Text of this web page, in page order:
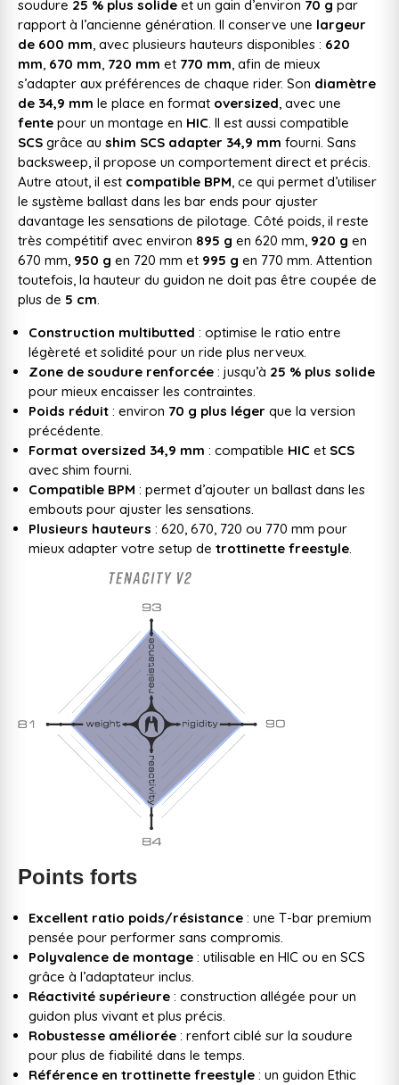
soudure 25 % plus solide et un gain d’environ 70 g par
rapport à l’ancienne génération. Il conserve une largeur
de 600 mm, avec plusieurs hauteurs disponibles : 620
mm, 670 mm, 720 mm et 770 mm, afin de mieux
s’adapter aux préférences de chaque rider. Son diamètre
de 34,9 mm le place en format oversized, avec une
fente pour un montage en HIC. Il est aussi compatible
SCS grâce au shim SCS adapter 34,9 mm fourni. Sans
backsweep, il propose un comportement direct et précis.
Autre atout, il est compatible BPM, ce qui permet d’utiliser
le système ballast dans les bar ends pour ajuster
davantage les sensations de pilotage. Côté poids, il reste
très compétitif avec environ 895 g en 620 mm, 920 g en
670 mm, 950 g en 720 mm et 995 g en 770 mm. Attention
toutefois, la hauteur du guidon ne doit pas être coupée de
plus de 5 cm.
Construction multibutted : optimise le ratio entre
légèreté et solidité pour un ride plus nerveux.
Zone de soudure renforcée : jusqu’à 25 % plus solide
pour mieux encaisser les contraintes.
Poids réduit : environ 70 g plus léger que la version
précédente.
Format oversized 34,9 mm : compatible HIC et SCS
avec shim fourni.
Compatible BPM : permet d’ajouter un ballast dans les
embouts pour ajuster les sensations.
Plusieurs hauteurs : 620, 670, 720 ou 770 mm pour
mieux adapter votre setup de trottinette freestyle.
Points forts
Excellent ratio poids/résistance : une T-bar premium
pensée pour performer sans compromis.
Polyvalence de montage : utilisable en HIC ou en SCS
grâce à l’adaptateur inclus.
Réactivité supérieure : construction allégée pour un
guidon plus vivant et plus précis.
Robustesse améliorée : renfort ciblé sur la soudure
pour plus de fiabilité dans le temps.
Référence en trottinette freestyle : un guidon Ethic